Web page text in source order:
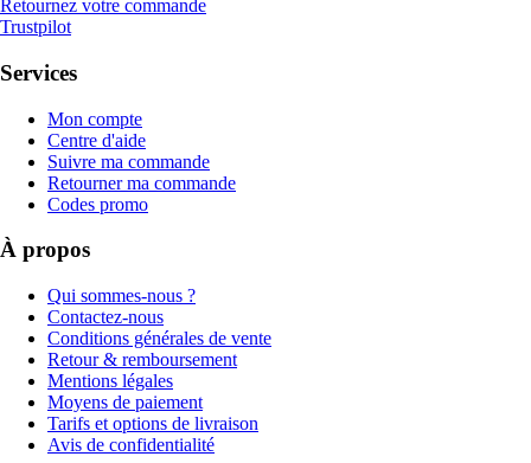
Retournez votre commande
Trustpilot
Services
Mon compte
Centre d'aide
Suivre ma commande
Retourner ma commande
Codes promo
À propos
Qui sommes-nous ?
Contactez-nous
Conditions générales de vente
Retour & remboursement
Mentions légales
Moyens de paiement
Tarifs et options de livraison
Avis de confidentialité